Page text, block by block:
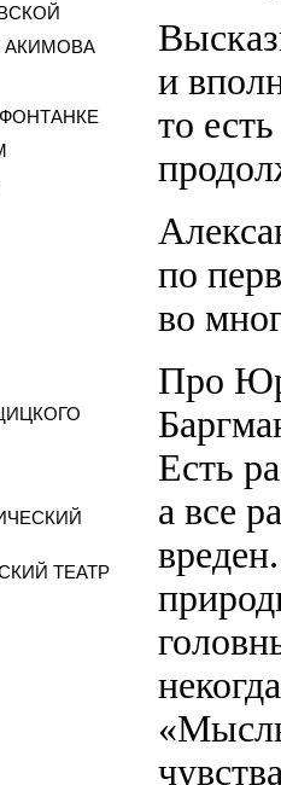
и
то
по
во
Про
Есть
а все
АКИМОВА
ТЕАТР